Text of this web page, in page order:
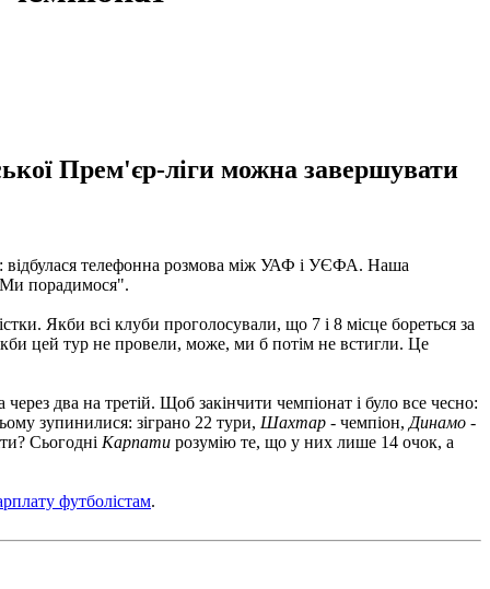
Прем'єр-ліги можна завершувати
відбулася телефонна розмова між УАФ і УЄФА. Наша
Ми порадимося".
Якби всі клуби проголосували, що 7 і 8 місце бореться за
цей тур не провели, може, ми б потім не встигли. Це
два на третій. Щоб закінчити чемпіонат і було все чесно:
зупинилися: зіграно 22 тури, Шахтар - чемпіон, Динамо -
Сьогодні Карпати розумію те, що у них лише 14 очок, а
футболістам.